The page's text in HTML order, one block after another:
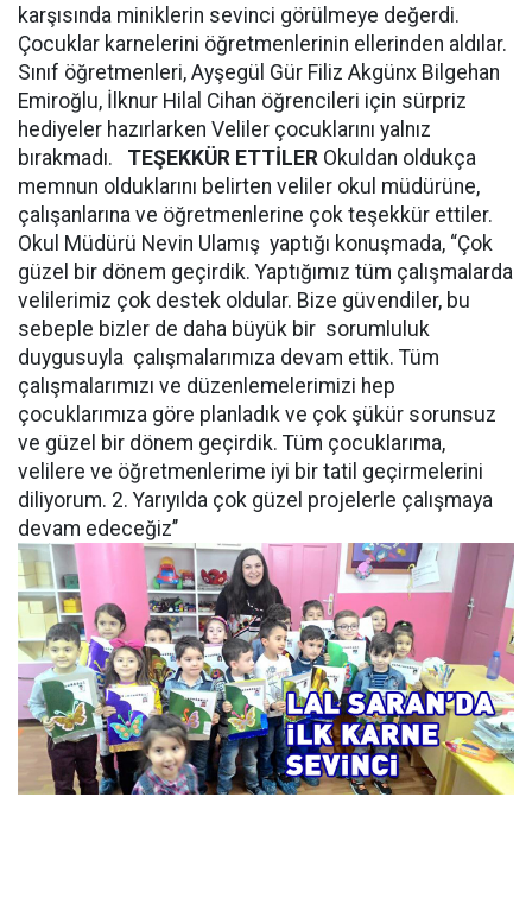
karşısında miniklerin sevinci görülmeye değerdi.
Çocuklar karnelerini öğretmenlerinin ellerinden aldılar.
Sınıf öğretmenleri, Ayşegül Gür Filiz Akgünx Bilgehan
Emiroğlu, İlknur Hilal Cihan öğrencileri için sürpriz
hediyeler hazırlarken Veliler çocuklarını yalnız
bırakmadı. TEŞEKKÜR ETTİLER Okuldan oldukça
memnun olduklarını belirten veliler okul müdürüne,
çalışanlarına ve öğretmenlerine çok teşekkür ettiler.
Okul Müdürü Nevin Ulamış yaptığı konuşmada, “Çok
güzel bir dönem geçirdik. Yaptığımız tüm çalışmalarda
velilerimiz çok destek oldular. Bize güvendiler, bu
sebeple bizler de daha büyük bir sorumluluk
duygusuyla çalışmalarımıza devam ettik. Tüm
çalışmalarımızı ve düzenlemelerimizi hep
çocuklarımıza göre planladık ve çok şükür sorunsuz
ve güzel bir dönem geçirdik. Tüm çocuklarıma,
velilere ve öğretmenlerime iyi bir tatil geçirmelerini
diliyorum. 2. Yarıyılda çok güzel projelerle çalışmaya
devam edeceğiz’’